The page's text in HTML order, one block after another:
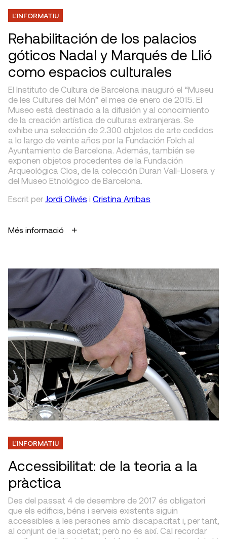
L'INFORMATIU
Rehabilitación de los palacios
góticos Nadal y Marqués de Llió
como espacios culturales
El Instituto de Cultura de Barcelona inauguró el “Museu
de les Cultures del Món” el mes de enero de 2015. El
Museo está destinado a la difusión y al conocimiento
de la creación artística de culturas extranjeras. Se
exhibe una selección de 2.300 objetos de arte cedidos
a lo largo de veinte años por la Fundación Folch al
Ayuntamiento de Barcelona. Además, también se
exponen objetos procedentes de la Fundación
Arqueológica Clos, de la colección Duran Vall-Llosera y
del Museo Etnológico de Barcelona.
Escrit per Jordi Olivés i Cristina Arribas
Més informació
L'INFORMATIU
Accessibilitat: de la teoria a la
pràctica
Des del passat 4 de desembre de 2017 és obligatori
que els edificis, béns i serveis existents siguin
accessibles a les persones amb discapacitat i, per tant,
al conjunt de la societat; però no és així. Cal recordar